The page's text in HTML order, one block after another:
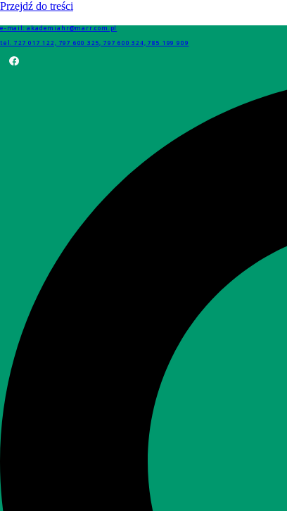
Przejdź do treści
e-mail: akademiahr@marr.com.pl
tel. 727 017 122, 797 600 325, 797 600 324, 785 199 909